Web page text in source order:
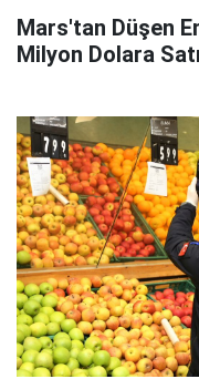
Mars'tan Düşen
Milyon Dolara